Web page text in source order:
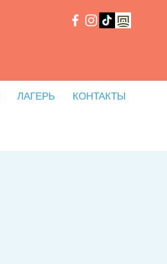
ЛАГЕРЬ КОНТАКТЫ